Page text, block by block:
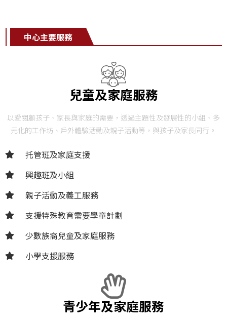
中心主要服務
兒童及家庭服務
以愛關顧孩子、家長與家庭的需要，透過主題性及發展性的小組、多
元化的工作坊、戶外體驗活動及親子活動等，與孩子及家長同行。
托管班及家庭支援
興趣班及小組
親子活動及義工服務
支援特殊教育需要學童計劃
少數族裔兒童及家庭服務
小學支援服務
青少年及家庭服務